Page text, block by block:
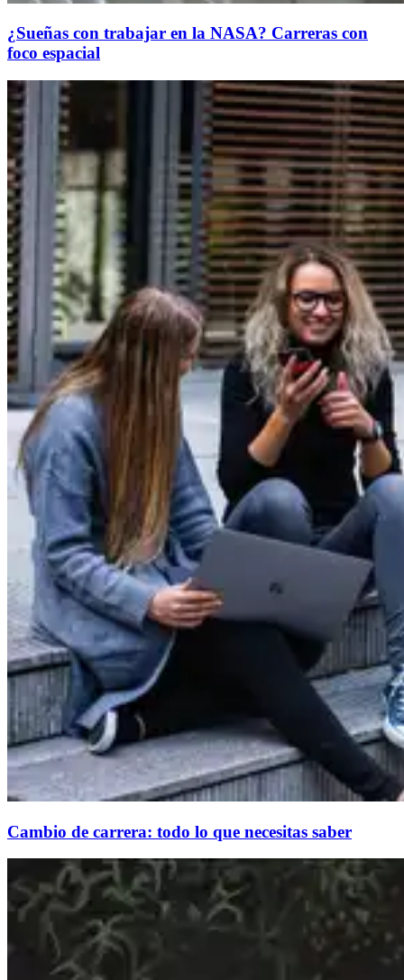
¿Sueñas con trabajar en la NASA? Carreras con
foco espacial
Cambio de carrera: todo lo que necesitas saber